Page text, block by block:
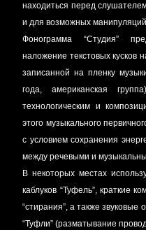
находиться перед
и для возможных
Фонограмма “Студия”
наложение текстовых кусков
записанной на пленку
года, американская
технологическим и
этого музыкального
с условием сохранения
между речевыми и
В некоторых местах
каблуков “Туфель”, краткие
“стирания”, а также звуковые
“Туфли” (разматывание